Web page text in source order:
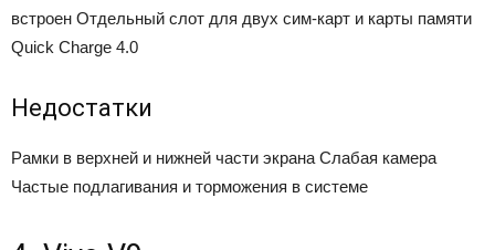
встроен Отдельный слот для двух сим-карт и карты памяти
Quick Charge 4.0
Недостатки
Рамки в верхней и нижней части экрана Слабая камера
Частые подлагивания и торможения в системе